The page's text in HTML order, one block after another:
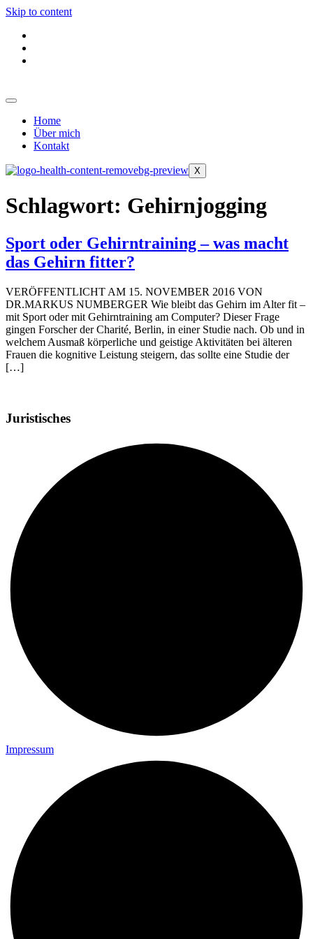
Skip to content
Home
Über mich
Kontakt
X
Schlagwort: Gehirnjogging
Sport oder Gehirntraining – was macht
das Gehirn fitter?
VERÖFFENTLICHT AM 15. NOVEMBER 2016 VON
DR.MARKUS NUMBERGER Wie bleibt das Gehirn im Alter fit –
mit Sport oder mit Gehirntraining am Computer? Dieser Frage
gingen Forscher der Charité, Berlin, in einer Studie nach. Ob und in
welchem Ausmaß körperliche und geistige Aktivitäten bei älteren
Frauen die kognitive Leistung steigern, das sollte eine Studie der
[…]
Juristisches
Impressum